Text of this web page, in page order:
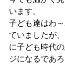
います。
子ども達はわ
ていましたが
に子ども時代
ジになるであ